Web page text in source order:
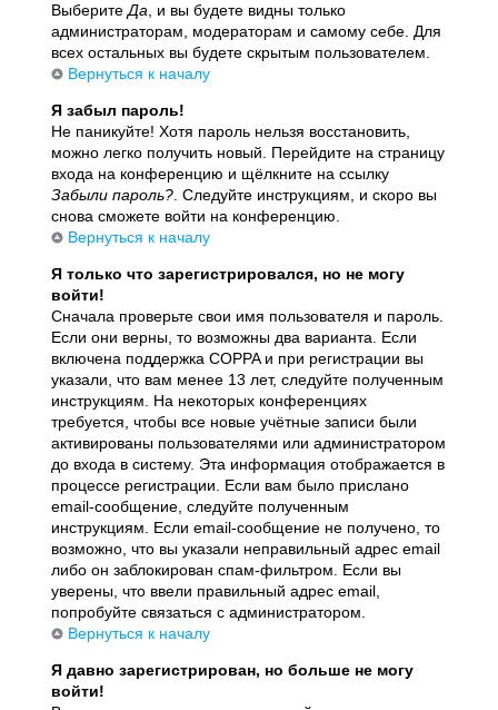
ВыберитеДа , и вы будете видны только
администраторам, модераторам и самому себе. Для
всех остальных вы будете скрытым пользователем.
Вернуться к началу
Я забыл пароль!
Не паникуйте! Хотя пароль нельзя восстановить,
можно легко получить новый. Перейдите на страницу
входа на конференцию и щёлкните на ссылку
Забыли пароль? . Следуйте инструкциям, и скоро вы
снова сможете войти на конференцию.
Вернуться к началу
Я только что зарегистрировался, но не могу
войти!
Сначала проверьте свои имя пользователя и пароль.
Если они верны, то возможны два варианта. Если
включена поддержка COPPA и при регистрации вы
указали, что вам менее 13 лет, следуйте полученным
инструкциям. На некоторых конференциях
требуется, чтобы все новые учётные записи были
активированы пользователями или администратором
до входа в систему. Эта информация отображается в
процессе регистрации. Если вам было прислано
email-сообщение, следуйте полученным
инструкциям. Если email-сообщение не получено, то
возможно, что вы указали неправильный адрес email
либо он заблокирован спам-фильтром. Если вы
уверены, что ввели правильный адрес email,
попробуйте связаться с администратором.
Вернуться к началу
Я давно зарегистрирован, но больше не могу
войти!